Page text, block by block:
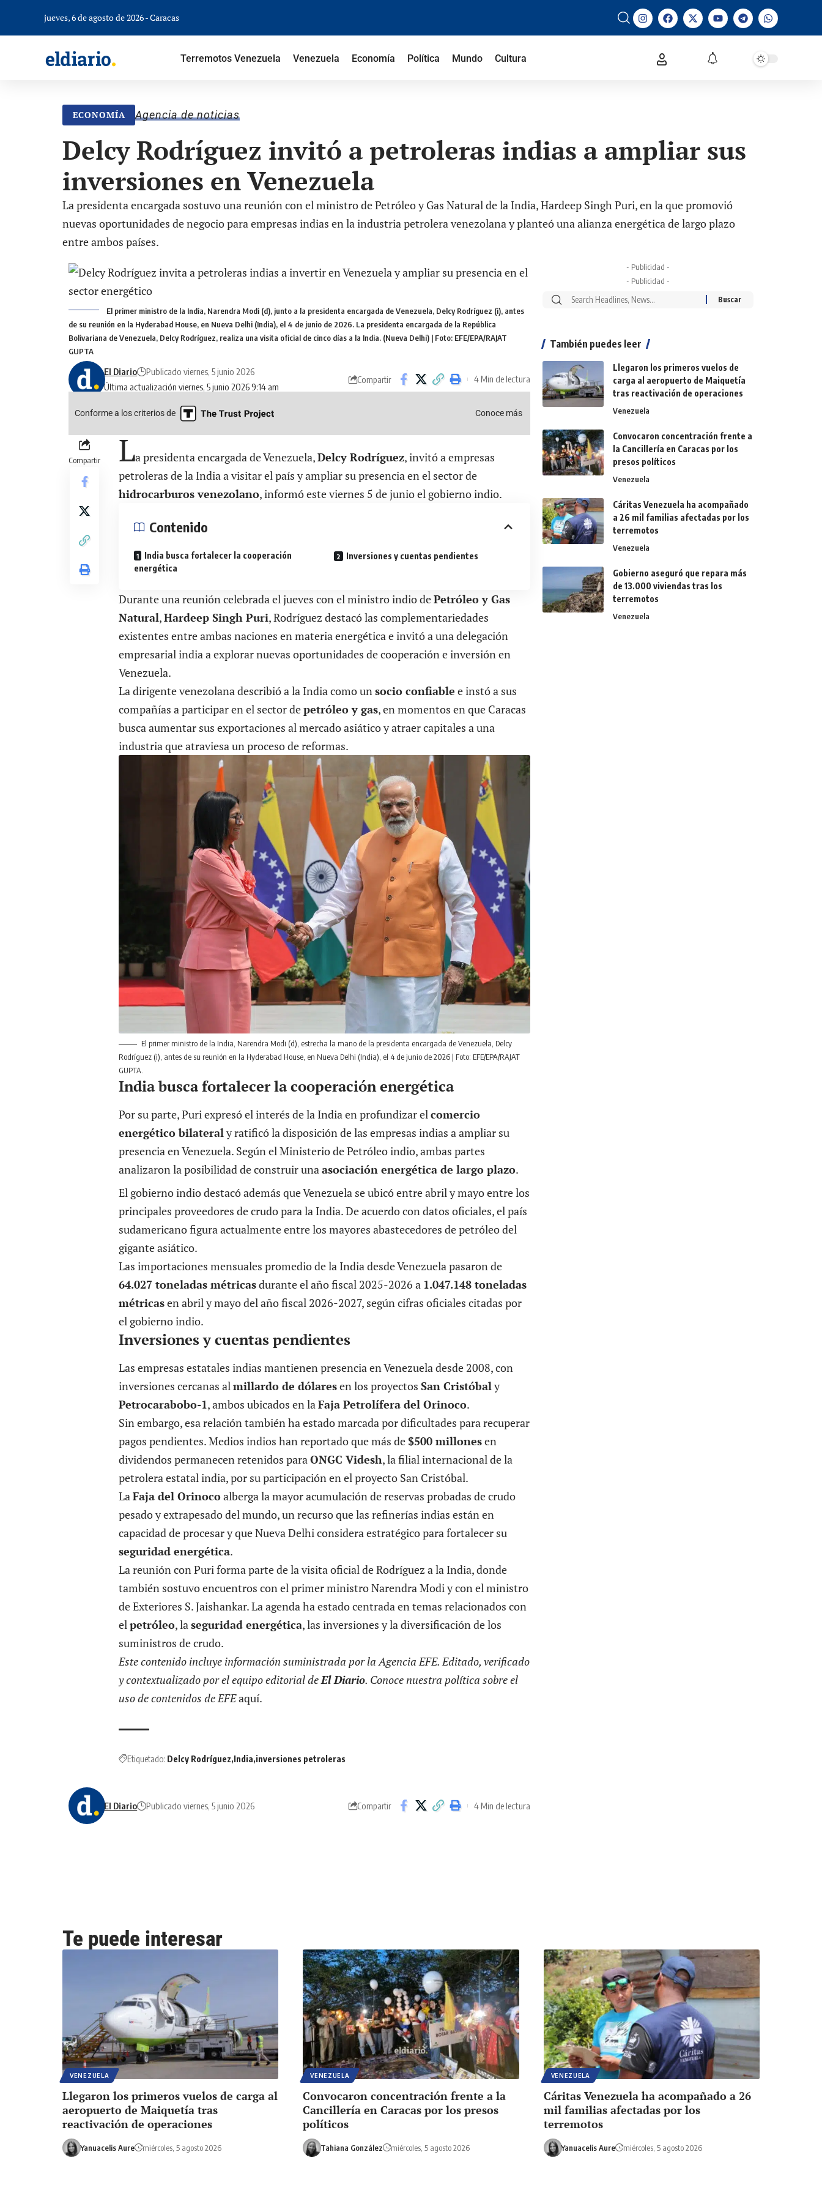
jueves, 6 de agosto de 2026 - Caracas
Terremotos Venezuela Venezuela Economía Política Mundo Cultura
ECONOMÍA Agencia de noticias
Delcy Rodríguez invitó a petroleras indias a ampliar sus
inversiones en Venezuela
La presidenta encargada sostuvo una reunión con el ministro de Petróleo y Gas Natural de la India, Hardeep Singh Puri, en la que promovió
nuevas oportunidades de negocio para empresas indias en la industria petrolera venezolana y planteó una alianza energética de largo plazo
entre ambos países.
El primer ministro de la India, Narendra Modi (d), junto a la presidenta encargada de Venezuela, Delcy Rodríguez (i), antes
de su reunión en la Hyderabad House, en Nueva Delhi (India), el 4 de junio de 2026. La presidenta encargada de la República
Bolivariana de Venezuela, Delcy Rodríguez, realiza una visita oficial de cinco días a la India. (Nueva Delhi) | Foto: EFE/EPA/RAJAT
GUPTA
Última actualización viernes, 5 junio 2026 9:14 am
El Diario Publicado viernes, 5 junio 2026
Compartir 4 Min de lectura
Conforme a los criterios de Conoce más
Compartir La presidenta encargada de Venezuela,Delcy Rodríguez, invitó a empresas
petroleras de la India a visitar el país y ampliar su presencia en el sector de
hidrocarburos venezolano, informó este viernes 5 de junio el gobierno indio.
Contenido
India busca fortalecer la cooperación
energética
Inversiones y cuentas pendientes
Durante una reunión celebrada el jueves con el ministro indio dePetróleo y Gas
Natural,Hardeep Singh Puri, Rodríguez destacó las complementariedades
existentes entre ambas naciones en materia energética e invitó a una delegación
empresarial india a explorar nuevas oportunidades de cooperación e inversión en
Venezuela.
La dirigente venezolana describió a la India como unsocio confiable e instó a sus
compañías a participar en el sector depetróleo y gas, en momentos en que Caracas
busca aumentar sus exportaciones al mercado asiático y atraer capitales a una
industria que atraviesa un proceso de reformas.
El primer ministro de la India, Narendra Modi (d), estrecha la mano de la presidenta encargada de Venezuela, Delcy
Rodríguez (i), antes de su reunión en la Hyderabad House, en Nueva Delhi (India), el 4 de junio de 2026 | Foto: EFE/EPA/RAJAT
GUPTA.
India busca fortalecer la cooperación energética
Por su parte, Puri expresó el interés de la India en profundizar elcomercio
energético bilateraly ratificó la disposición de las empresas indias a ampliar su
presencia en Venezuela. Según el Ministerio de Petróleo indio, ambas partes
analizaron la posibilidad de construir unaasociación energética de largo plazo.
El gobierno indio destacó además que Venezuela se ubicó entre abril y mayo entre los
principales proveedores de crudo para la India. De acuerdo con datos oficiales, el país
sudamericano figura actualmente entre los mayores abastecedores de petróleo del
gigante asiático.
Las importaciones mensuales promedio de la India desde Venezuela pasaron de
64.027 toneladas métricasdurante el año fiscal 2025-2026 a 1.047.148 toneladas
métricasen abril y mayo del año fiscal 2026-2027, según cifras oficiales citadas por
el gobierno indio.
Inversiones y cuentas pendientes
Las empresas estatales indias mantienen presencia en Venezuela desde 2008, con
inversiones cercanas almillardo de dólaresen los proyectos San Cristóbaly
Petrocarabobo-1, ambos ubicados en laFaja Petrolífera del Orinoco.
Sin embargo, esa relación también ha estado marcada por dificultades para recuperar
pagos pendientes. Medios indios han reportado que más de $500 millonesen
dividendos permanecen retenidos paraONGC Videsh, la filial internacional de la
petrolera estatal india, por su participación en el proyecto San Cristóbal.
LaFaja del Orinocoalberga la mayor acumulación de reservas probadas de crudo
pesado y extrapesado del mundo, un recurso que las refinerías indias están en
capacidad de procesar y que Nueva Delhi considera estratégico para fortalecer su
seguridad energética.
La reunión con Puri forma parte de la visita oficial de Rodríguez a la India, donde
también sostuvo encuentros con el primer ministro Narendra Modi y con el ministro
de Exteriores S. Jaishankar. La agenda ha estado centrada en temas relacionados con
elpetróleo, laseguridad energética, las inversiones y la diversificación de los
suministros de crudo.
Este contenido incluye información suministrada por la Agencia EFE. Editado, verificado
y contextualizado por el equipo editorial deEl Diario. Conoce nuestra política sobre el
uso de contenidos de EFEaquí.
Etiquetado: Delcy Rodríguez India inversiones petroleras
El Diario Publicado viernes, 5 junio 2026 Compartir 4 Min de lectura
- Publicidad -
- Publicidad -
También puedes leer
Llegaron los primeros vuelos de
carga al aeropuerto de Maiquetía
tras reactivación de operaciones
Venezuela
Convocaron concentración frente a
la Cancillería en Caracas por los
presos políticos
Venezuela
Cáritas Venezuela ha acompañado
a 26 mil familias afectadas por los
terremotos
Venezuela
Gobierno aseguró que repara más
de 13.000 viviendas tras los
terremotos
Venezuela
Te puede interesar
VENEZUELA
Llegaron los primeros vuelos de carga al
aeropuerto de Maiquetía tras
reactivación de operaciones
Yanuacelis Aure miércoles, 5 agosto 2026
VENEZUELA
Convocaron concentración frente a la
Cancillería en Caracas por los presos
políticos
Tahiana González miércoles, 5 agosto 2026
VENEZUELA
Cáritas Venezuela ha acompañado a 26
mil familias afectadas por los
terremotos
Yanuacelis Aure miércoles, 5 agosto 2026